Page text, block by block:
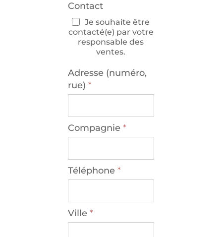
Contact
Je souhaite être
contacté(e) par votre
responsable des
ventes.
Adresse (numéro,
rue) *
Compagnie *
Téléphone *
Ville *